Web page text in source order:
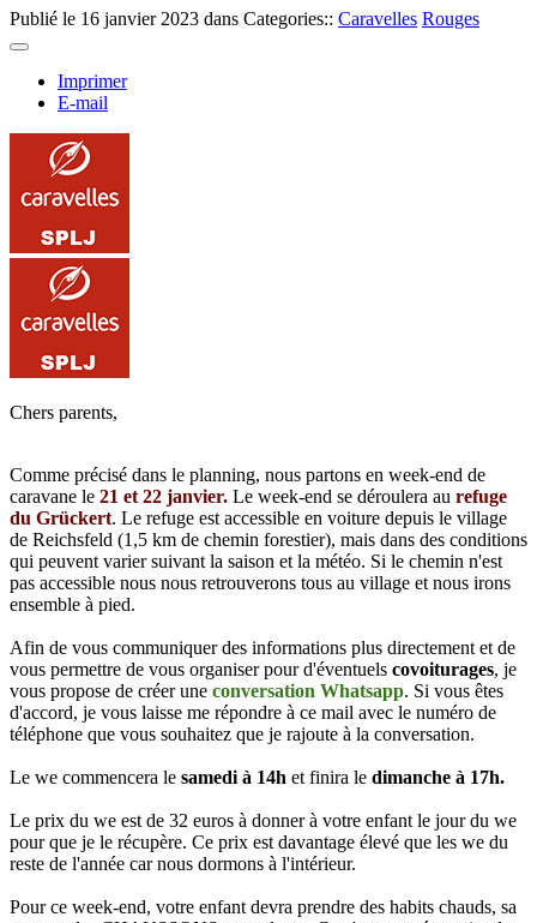
Publié le 16 janvier 2023 dans Categories:: Caravelles Rouges
Imprimer
E-mail
Chers parents,
Comme précisé dans le planning, nous partons en week-end de
caravane le 21 et 22 janvier. Le week-end se déroulera au refuge
du Grückert. Le refuge est accessible en voiture depuis le village
de Reichsfeld (1,5 km de chemin forestier), mais dans des conditions
qui peuvent varier suivant la saison et la météo. Si le chemin n'est
pas accessible nous nous retrouverons tous au village et nous irons
ensemble à pied.
Afin de vous communiquer des informations plus directement et de
vous permettre de vous organiser pour d'éventuels covoiturages, je
vous propose de créer une conversation Whatsapp. Si vous êtes
d'accord, je vous laisse me répondre à ce mail avec le numéro de
téléphone que vous souhaitez que je rajoute à la conversation.
Le we commencera le samedi à 14h et finira le dimanche à 17h.
Le prix du we est de 32 euros à donner à votre enfant le jour du we
pour que je le récupère. Ce prix est davantage élevé que les we du
reste de l'année car nous dormons à l'intérieur.
Pour ce week-end, votre enfant devra prendre des habits chauds, sa